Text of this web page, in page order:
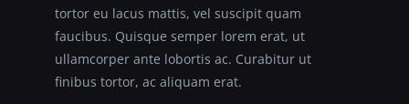
tortor eu lacus mattis, vel suscipit quam
faucibus. Quisque semper lorem erat, ut
ullamcorper ante lobortis ac. Curabitur ut
finibus tortor, ac aliquam erat.